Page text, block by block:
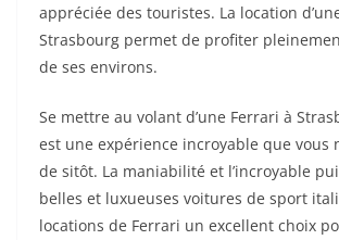
appréciée des touristes. La location
Strasbourg permet de profiter
de ses environs.
Se mettre au volant d’une Ferrari à
est une expérience incroyable que vous
de sitôt. La maniabilité et l’incroyable
belles et luxueuses voitures de sport
locations de Ferrari un excellent choix